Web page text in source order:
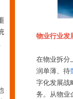
物业行业发
在物业拆分
润单薄、待
字化发展战
务。从物业